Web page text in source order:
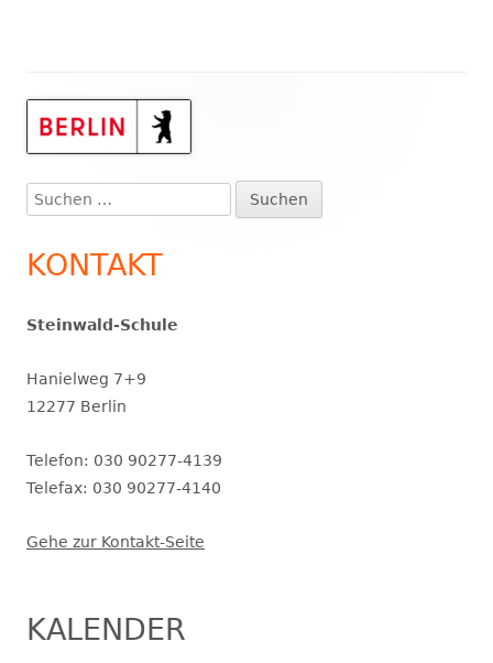
Haupt-
Suchen
nach:
KONTAKT
Steinwald-Schule
Hanielweg 7+9
12277 Berlin
Telefon: 030 90277-4139
Telefax: 030 90277-4140
Gehe zur Kontakt-Seite
KALENDER